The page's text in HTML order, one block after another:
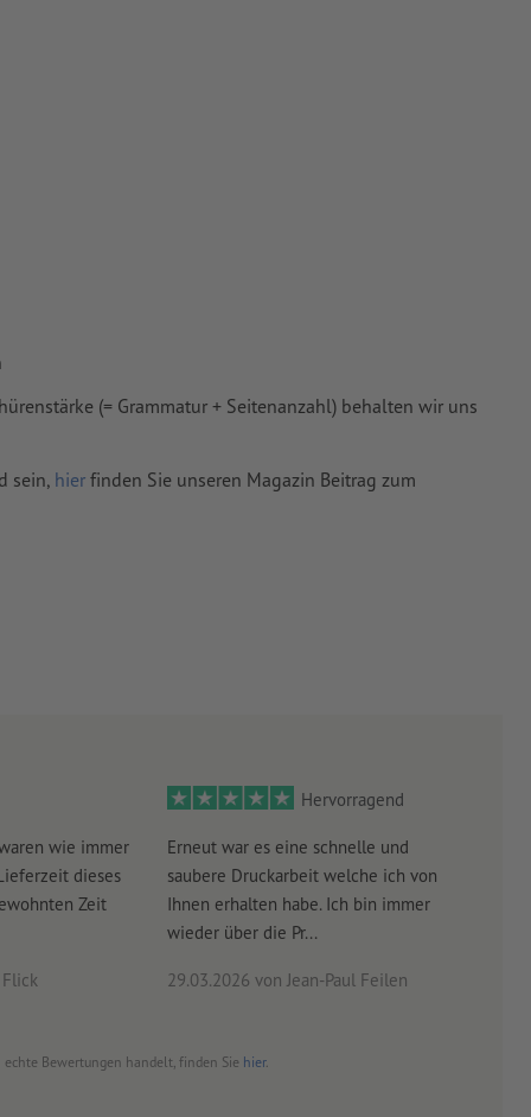
(= Grammatur + Seitenanzahl) behalten wir uns
sein, hier finden Sie unseren Magazin Beitrag zum
wie immer
dieses
Zeit
Hervorragend
Erneut war es eine schnelle und
saubere Druckarbeit welche ich von
Ihnen erhalten habe. Ich bin immer
wieder über die Pr...
29.03.2026 von Jean-Paul Feilen
Bewertungen handelt, finden Sie hier.